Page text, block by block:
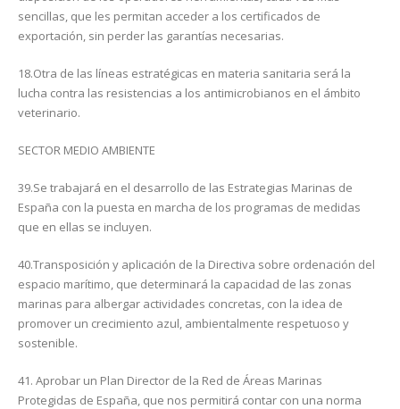
sencillas, que les permitan acceder a los certificados de
exportación, sin perder las garantías necesarias.
18.Otra de las líneas estratégicas en materia sanitaria será la
lucha contra las resistencias a los antimicrobianos en el ámbito
veterinario.
SECTOR MEDIO AMBIENTE
39.Se trabajará en el desarrollo de las Estrategias Marinas de
España con la puesta en marcha de los programas de medidas
que en ellas se incluyen.
40.Transposición y aplicación de la Directiva sobre ordenación del
espacio marítimo, que determinará la capacidad de las zonas
marinas para albergar actividades concretas, con la idea de
promover un crecimiento azul, ambientalmente respetuoso y
sostenible.
41. Aprobar un Plan Director de la Red de Áreas Marinas
Protegidas de España, que nos permitirá contar con una norma